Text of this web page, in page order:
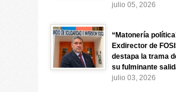
julio 05, 2026
“Matonería
Exdirector de
destapa la trama
su fulminante
julio 03, 2026